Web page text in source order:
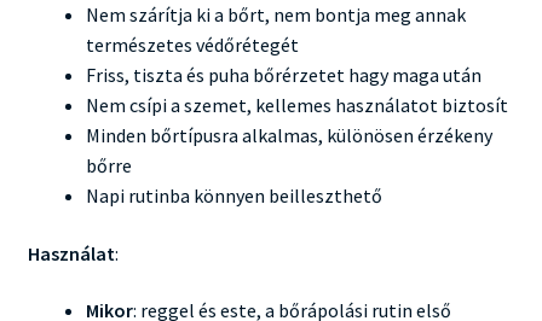
Nem szárítja ki a bőrt, nem bontja meg annak
természetes védőrétegét
Friss, tiszta és puha bőrérzetet hagy maga után
Nem csípi a szemet, kellemes használatot biztosít
Minden bőrtípusra alkalmas, különösen érzékeny
bőrre
Napi rutinba könnyen beilleszthető
Használat:
Mikor: reggel és este, a bőrápolási rutin első